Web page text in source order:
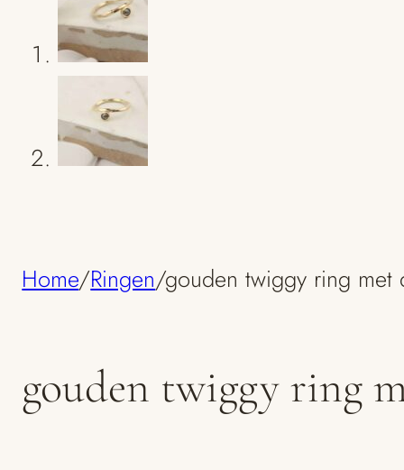
Home/Ringen/gouden twiggy ring met
gouden twiggy ring